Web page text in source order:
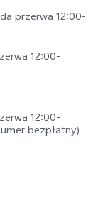
przerwa 12:00-
12:00-
12:00-
bezpłatny)